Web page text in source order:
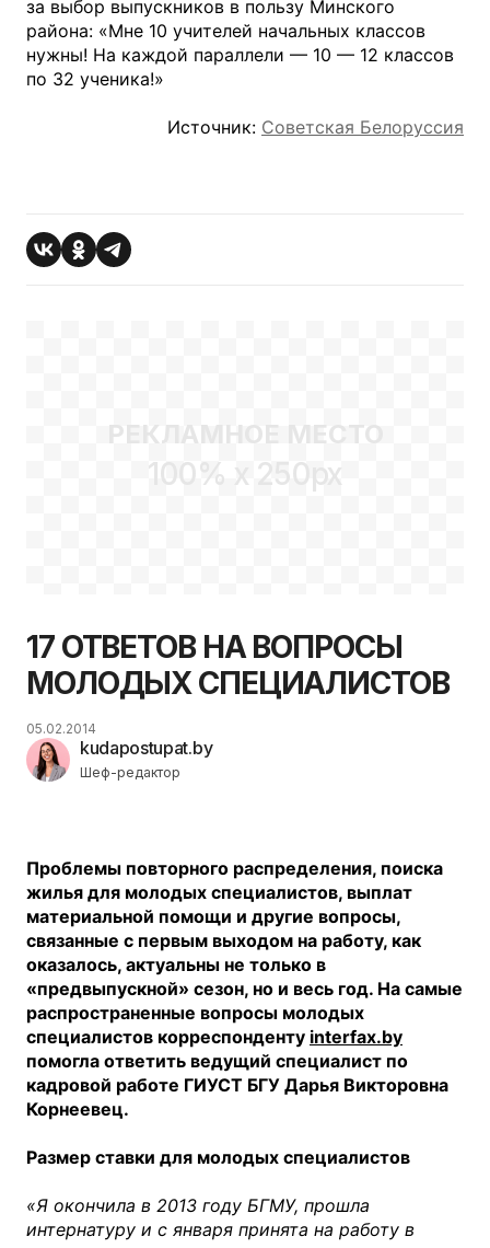
за выбор выпускников в пользу Минского
района: «Мне 10 учителей начальных классов
нужны! На каждой параллели — 10 — 12 классов
по 32 ученика!»
Источник: Советская Белоруссия
РЕКЛАМНОЕ МЕСТО
100% x 250px
17 ОТВЕТОВ НА ВОПРОСЫ
МОЛОДЫХ СПЕЦИАЛИСТОВ
kudapostupat.by
Шеф-редактор
05.02.2014
Проблемы повторного распределения, поиска
жилья для молодых специалистов, выплат
материальной помощи и другие вопросы,
связанные с первым выходом на работу, как
оказалось, актуальны не только в
«предвыпускной» сезон, но и весь год. На самые
распространенные вопросы молодых
специалистов корреспонденту interfax.by
помогла ответить ведущий специалист по
кадровой работе ГИУСТ БГУ Дарья Викторовна
Корнеевец.
Размер ставки для молодых специалистов
«Я окончила в 2013 году БГМУ, прошла
интернатуру и с января принята на работу в